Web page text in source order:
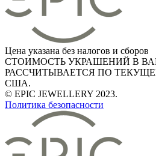
Цена указана без налогов и сборов
СТОИМОСТЬ УКРАШЕНИЙ В
РАССЧИТЫВАЕТСЯ ПО
США.
© EPIC JEWELLERY 2023.
Политика безопасности